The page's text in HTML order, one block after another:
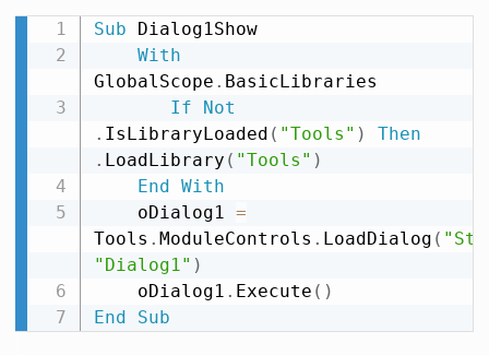
Sub Dialog1Show
With
GlobalScope . BasicLibraries
If
Not
. IsLibraryLoaded ( "Tools" )
Then
. LoadLibrary ( "Tools" )
End
With
    oDialog1
=
Tools . ModuleControls . LoadDialog (
"Dialog1" )
    oDialog1
. Execute ( )
End
Sub